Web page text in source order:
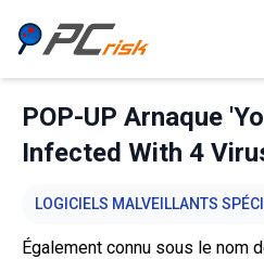
POP-UP Arnaque
Infected With 4
LOGICIELS MALVEILLANTS
Également connu sous le nom